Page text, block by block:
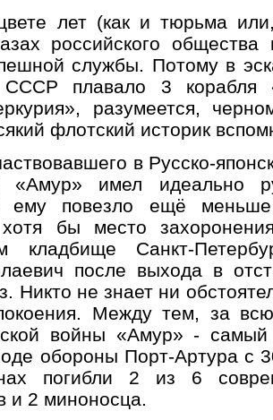
лет (как и тюрьма
российского общества
службы. Потому в
плавало 3 корабля
разумеется,
флотский историк
в Русско-
«Амур» имел идеально
ему повезло ещё
бы место
кладбище Санкт-
после выхода в
Никто не знает ни
Между тем, за
войны «Амур» -
обороны Порт-Артура с
погибли 2 из 6
и 2 миноносца.